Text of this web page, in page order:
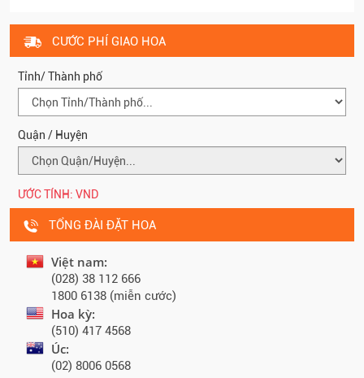
CƯỚC PHÍ GIAO HOA
Tỉnh/ Thành phố
Quận / Huyện
ƯỚC TÍNH: VND
TỔNG ĐÀI ĐẶT HOA
Việt nam:
(028) 38 112 666
1800 6138 (miễn cước)
Hoa kỳ:
(510) 417 4568
Úc:
(02) 8006 0568